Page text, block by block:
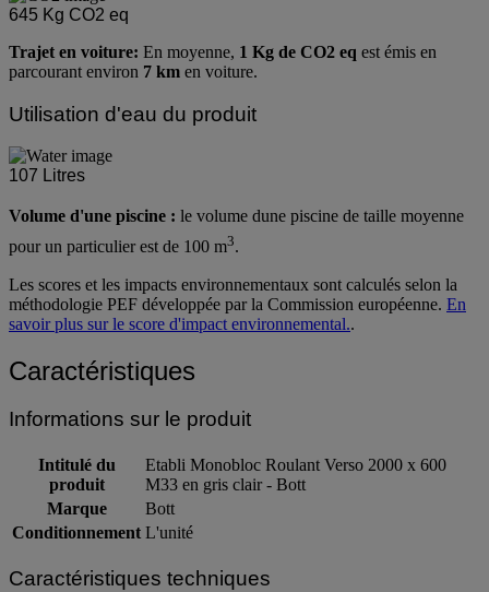
645 Kg CO2 eq
Trajet en voiture: En moyenne, 1 Kg de CO2 eq est émis en
parcourant environ 7 km en voiture.
Utilisation d'eau du produit
107 Litres
Volume d'une piscine : le volume dune piscine de taille moyenne
pour un particulier est de 100 m3.
Les scores et les impacts environnementaux sont calculés selon la
méthodologie PEF développée par la Commission européenne. En
savoir plus sur le score d'impact environnemental..
Caractéristiques
Informations sur le produit
Intitulé du
produit
Etabli Monobloc Roulant Verso 2000 x 600
M33 en gris clair - Bott
Marque
Bott
Conditionnement L'unité
Caractéristiques techniques